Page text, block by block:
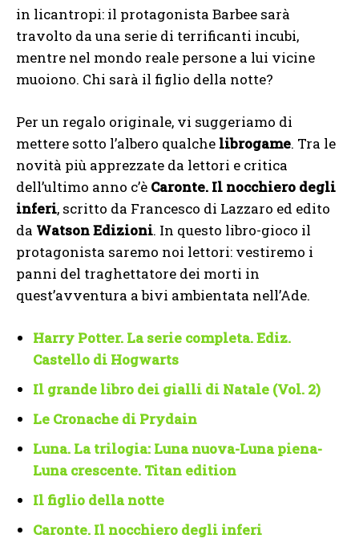
in licantropi: il protagonista Barbee sarà
travolto da una serie di terrificanti incubi,
mentre nel mondo reale persone a lui vicine
muoiono. Chi sarà il figlio della notte?
Per un regalo originale, vi suggeriamo di
mettere sotto l’albero qualche librogame. Tra le
novità più apprezzate da lettori e critica
dell’ultimo anno c’è Caronte. Il nocchiero degli
inferi, scritto da Francesco di Lazzaro ed edito
da Watson Edizioni. In questo libro-gioco il
protagonista saremo noi lettori: vestiremo i
panni del traghettatore dei morti in
quest’avventura a bivi ambientata nell’Ade.
Harry Potter. La serie completa. Ediz.
Castello di Hogwarts
Il grande libro dei gialli di Natale (Vol. 2)
Le Cronache di Prydain
Luna. La trilogia: Luna nuova-Luna piena-
Luna crescente. Titan edition
Il figlio della notte
Caronte. Il nocchiero degli inferi